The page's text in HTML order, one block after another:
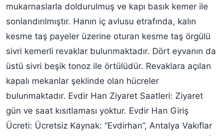
mukarnaslarla doldurulmuş ve kapı basık kemer ile
sonlandırılmıştır. Hanın iç avlusu etrafında, kalın
kesme taş payeler üzerine oturan kesme taş örgülü
sivri kemerli revaklar bulunmaktadır. Dört eyvanın da
üstü sivri beşik tonoz ile örtülüdür. Revaklara açılan
kapalı mekanlar şeklinde olan hücreler
bulunmaktadır. Evdir Han Ziyaret Saatleri: Ziyaret
gün ve saat kısıtlaması yoktur. Evdir Han Giriş
Ücreti: Ücretsiz Kaynak: “Evdirhan”, Antalya Vakıflar